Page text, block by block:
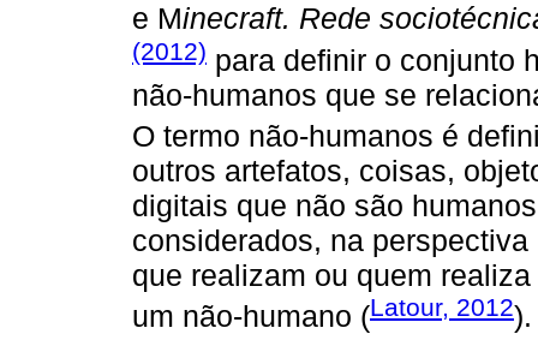
e Minecraft. Rede
(2012) para definir o conjunto
não-humanos que se
O termo não-humanos é
outros artefatos, coisas,
digitais que não são
considerados, na
que realizam ou quem
um não-humano (Latour, 2012